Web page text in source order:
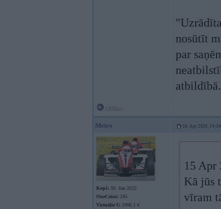
nosūtīt
par
Metro 16. Apr 2026, 14:34
Kopš: 30. Jun 2022
OneCoini: 245
Virtuālie €: 1906.1 €
15 Apr
Kā jūs
vīram